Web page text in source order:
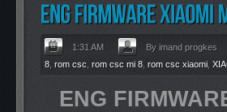
1:31 AM By imand progkes
8 rom csc rom csc mi 8 rom csc xiaomi
ENG